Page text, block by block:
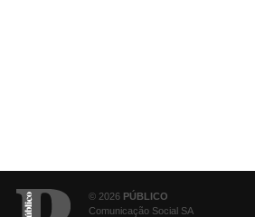
© 2026 PÚBLICO
Comunicação Social SA